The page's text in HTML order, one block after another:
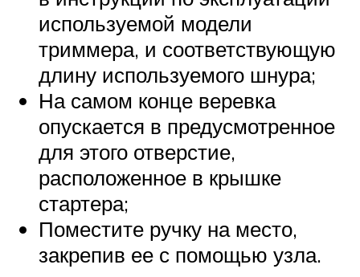
используемой модели
триммера, и соответствующую
длину используемого шнура;
На самом конце веревка
опускается в предусмотренное
для этого отверстие,
расположенное в крышке
стартера;
Поместите ручку на место,
закрепив ее с помощью узла.